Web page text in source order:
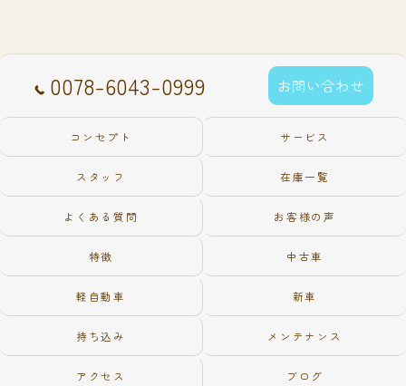
0078-6043-0999 お問い合わせ
コンセプト サービス
スタッフ 在庫一覧
よくある質問 お客様の声
特徴 中古車
軽自動車 新車
持ち込み メンテナンス
アクセス ブログ